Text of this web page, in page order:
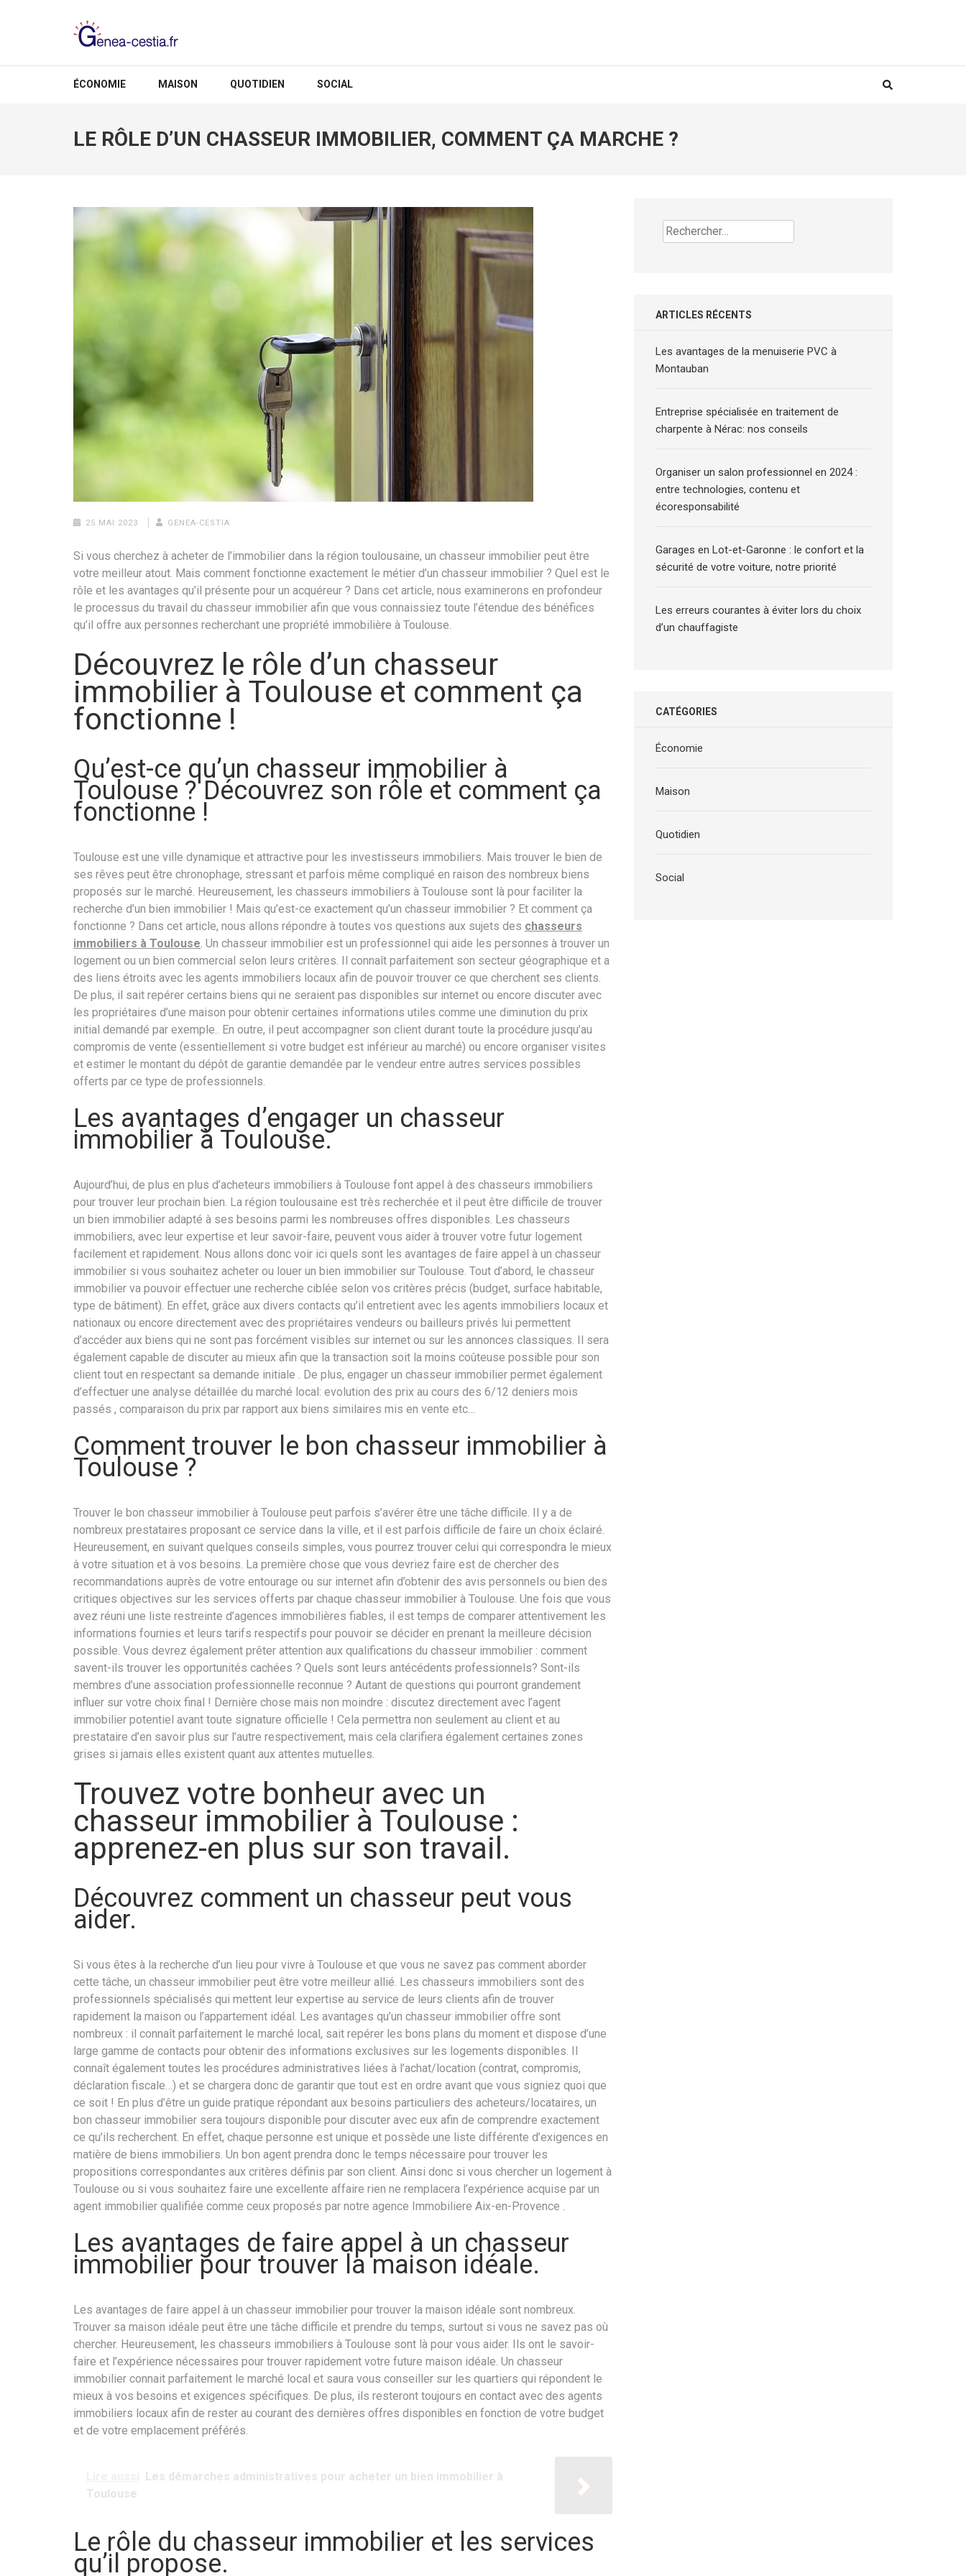
GENEA-CESTIA.FR
ÉCONOMIE MAISON QUOTIDIEN SOCIAL
LE RÔLE D’UN CHASSEUR IMMOBILIER, COMMENT ÇA MARCHE ?
25 MAI 2023 GENEA-CESTIA
Si vous cherchez à acheter de l’immobilier dans la région toulousaine, un chasseur immobilier peut être
votre meilleur atout. Mais comment fonctionne exactement le métier d’un chasseur immobilier ? Quel est le
rôle et les avantages qu’il présente pour un acquéreur ? Dans cet article, nous examinerons en profondeur
le processus du travail du chasseur immobilier afin que vous connaissiez toute l’étendue des bénéfices
qu’il offre aux personnes recherchant une propriété immobilière à Toulouse.
Découvrez le rôle d’un chasseur
immobilier à Toulouse et comment ça
fonctionne !
Qu’est-ce qu’un chasseur immobilier à
Toulouse ? Découvrez son rôle et comment ça
fonctionne !
Toulouse est une ville dynamique et attractive pour les investisseurs immobiliers. Mais trouver le bien de
ses rêves peut être chronophage, stressant et parfois même compliqué en raison des nombreux biens
proposés sur le marché. Heureusement, les chasseurs immobiliers à Toulouse sont là pour faciliter la
recherche d’un bien immobilier ! Mais qu’est-ce exactement qu’un chasseur immobilier ? Et comment ça
fonctionne ? Dans cet article, nous allons répondre à toutes vos questions aux sujets des chasseurs
immobiliers à Toulouse. Un chasseur immobilier est un professionnel qui aide les personnes à trouver un
logement ou un bien commercial selon leurs critères. Il connaît parfaitement son secteur géographique et a
des liens étroits avec les agents immobiliers locaux afin de pouvoir trouver ce que cherchent ses clients.
De plus, il sait repérer certains biens qui ne seraient pas disponibles sur internet ou encore discuter avec
les propriétaires d’une maison pour obtenir certaines informations utiles comme une diminution du prix
initial demandé par exemple.. En outre, il peut accompagner son client durant toute la procédure jusqu’au
compromis de vente (essentiellement si votre budget est inférieur au marché) ou encore organiser visites
et estimer le montant du dépôt de garantie demandée par le vendeur entre autres services possibles
offerts par ce type de professionnels.
Les avantages d’engager un chasseur
immobilier à Toulouse.
Aujourd’hui, de plus en plus d’acheteurs immobiliers à Toulouse font appel à des chasseurs immobiliers
pour trouver leur prochain bien. La région toulousaine est très recherchée et il peut être difficile de trouver
un bien immobilier adapté à ses besoins parmi les nombreuses offres disponibles. Les chasseurs
immobiliers, avec leur expertise et leur savoir-faire, peuvent vous aider à trouver votre futur logement
facilement et rapidement. Nous allons donc voir ici quels sont les avantages de faire appel à un chasseur
immobilier si vous souhaitez acheter ou louer un bien immobilier sur Toulouse. Tout d’abord, le chasseur
immobilier va pouvoir effectuer une recherche ciblée selon vos critères précis (budget, surface habitable,
type de bâtiment). En effet, grâce aux divers contacts qu’il entretient avec les agents immobiliers locaux et
nationaux ou encore directement avec des propriétaires vendeurs ou bailleurs privés lui permettent
d’accéder aux biens qui ne sont pas forcément visibles sur internet ou sur les annonces classiques. Il sera
également capable de discuter au mieux afin que la transaction soit la moins coûteuse possible pour son
client tout en respectant sa demande initiale . De plus, engager un chasseur immobilier permet également
d’effectuer une analyse détaillée du marché local: evolution des prix au cours des 6/12 deniers mois
passés , comparaison du prix par rapport aux biens similaires mis en vente etc…
Comment trouver le bon chasseur immobilier à
Toulouse ?
Trouver le bon chasseur immobilier à Toulouse peut parfois s’avérer être une tâche difficile. Il y a de
nombreux prestataires proposant ce service dans la ville, et il est parfois difficile de faire un choix éclairé.
Heureusement, en suivant quelques conseils simples, vous pourrez trouver celui qui correspondra le mieux
à votre situation et à vos besoins. La première chose que vous devriez faire est de chercher des
recommandations auprès de votre entourage ou sur internet afin d’obtenir des avis personnels ou bien des
critiques objectives sur les services offerts par chaque chasseur immobilier à Toulouse. Une fois que vous
avez réuni une liste restreinte d’agences immobilières fiables, il est temps de comparer attentivement les
informations fournies et leurs tarifs respectifs pour pouvoir se décider en prenant la meilleure décision
possible. Vous devrez également prêter attention aux qualifications du chasseur immobilier : comment
savent-ils trouver les opportunités cachées ? Quels sont leurs antécédents professionnels? Sont-ils
membres d’une association professionnelle reconnue ? Autant de questions qui pourront grandement
influer sur votre choix final ! Dernière chose mais non moindre : discutez directement avec l’agent
immobilier potentiel avant toute signature officielle ! Cela permettra non seulement au client et au
prestataire d’en savoir plus sur l’autre respectivement, mais cela clarifiera également certaines zones
grises si jamais elles existent quant aux attentes mutuelles.
Trouvez votre bonheur avec un
chasseur immobilier à Toulouse :
apprenez-en plus sur son travail.
Découvrez comment un chasseur peut vous
aider.
Si vous êtes à la recherche d’un lieu pour vivre à Toulouse et que vous ne savez pas comment aborder
cette tâche, un chasseur immobilier peut être votre meilleur allié. Les chasseurs immobiliers sont des
professionnels spécialisés qui mettent leur expertise au service de leurs clients afin de trouver
rapidement la maison ou l’appartement idéal. Les avantages qu’un chasseur immobilier offre sont
nombreux : il connaît parfaitement le marché local, sait repérer les bons plans du moment et dispose d’une
large gamme de contacts pour obtenir des informations exclusives sur les logements disponibles. Il
connaît également toutes les procédures administratives liées à l’achat/location (contrat, compromis,
déclaration fiscale…) et se chargera donc de garantir que tout est en ordre avant que vous signiez quoi que
ce soit ! En plus d’être un guide pratique répondant aux besoins particuliers des acheteurs/locataires, un
bon chasseur immobilier sera toujours disponible pour discuter avec eux afin de comprendre exactement
ce qu’ils recherchent. En effet, chaque personne est unique et possède une liste différente d’exigences en
matière de biens immobiliers. Un bon agent prendra donc le temps nécessaire pour trouver les
propositions correspondantes aux critères définis par son client. Ainsi donc si vous chercher un logement à
Toulouse ou si vous souhaitez faire une excellente affaire rien ne remplacera l’expérience acquise par un
agent immobilier qualifiée comme ceux proposés par notre agence Immobiliere Aix-en-Provence .
Les avantages de faire appel à un chasseur
immobilier pour trouver la maison idéale.
Les avantages de faire appel à un chasseur immobilier pour trouver la maison idéale sont nombreux.
Trouver sa maison idéale peut être une tâche difficile et prendre du temps, surtout si vous ne savez pas où
chercher. Heureusement, les chasseurs immobiliers à Toulouse sont là pour vous aider. Ils ont le savoir-
faire et l’expérience nécessaires pour trouver rapidement votre future maison idéale. Un chasseur
immobilier connait parfaitement le marché local et saura vous conseiller sur les quartiers qui répondent le
mieux à vos besoins et exigences spécifiques. De plus, ils resteront toujours en contact avec des agents
immobiliers locaux afin de rester au courant des dernières offres disponibles en fonction de votre budget
et de votre emplacement préférés.
Les démarches administratives pour acheter un bien immobilier à
Toulouse
Le rôle du chasseur immobilier et les services
qu’il propose.
Rechercher :
ARTICLES RÉCENTS
Les avantages de la menuiserie PVC à
Montauban
Entreprise spécialisée en traitement de
charpente à Nérac: nos conseils
Organiser un salon professionnel en 2024 :
entre technologies, contenu et
écoresponsabilité
Garages en Lot-et-Garonne : le confort et la
sécurité de votre voiture, notre priorité
Les erreurs courantes à éviter lors du choix
d’un chauffagiste
CATÉGORIES
Économie
Maison
Quotidien
Social